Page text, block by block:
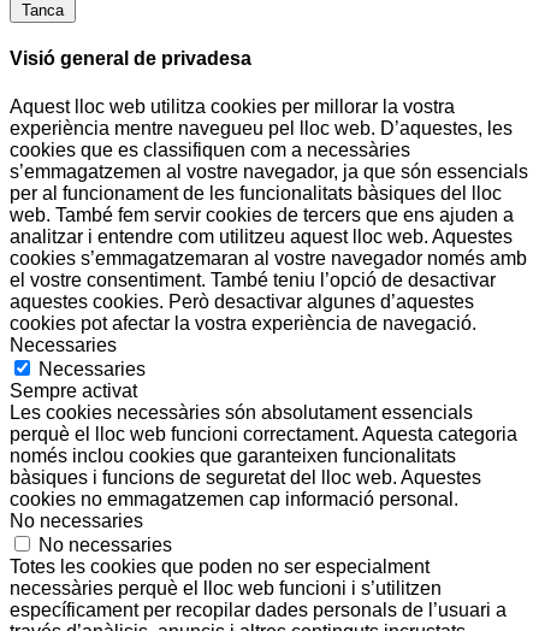
Tanca
Visió general de privadesa
Aquest lloc web utilitza cookies per millorar la vostra
experiència mentre navegueu pel lloc web. D’aquestes, les
cookies que es classifiquen com a necessàries
s’emmagatzemen al vostre navegador, ja que són essencials
per al funcionament de les funcionalitats bàsiques del lloc
web. També fem servir cookies de tercers que ens ajuden a
analitzar i entendre com utilitzeu aquest lloc web. Aquestes
cookies s’emmagatzemaran al vostre navegador només amb
el vostre consentiment. També teniu l’opció de desactivar
aquestes cookies. Però desactivar algunes d’aquestes
cookies pot afectar la vostra experiència de navegació.
Necessaries
Necessaries
Sempre activat
Les cookies necessàries són absolutament essencials
perquè el lloc web funcioni correctament. Aquesta categoria
només inclou cookies que garanteixen funcionalitats
bàsiques i funcions de seguretat del lloc web. Aquestes
cookies no emmagatzemen cap informació personal.
No necessaries
No necessaries
Totes les cookies que poden no ser especialment
necessàries perquè el lloc web funcioni i s’utilitzen
específicament per recopilar dades personals de l’usuari a